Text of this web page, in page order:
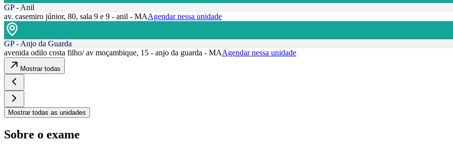
GP - Anil
av. casemiro júnior, 80, sala 9 e 9 - anil - MAAgendar nessa unidade
GP - Anjo da Guarda
avenida odilo costa filho/ av moçambique, 15 - anjo da guarda - MAAgendar nessa unidade
Mostrar todas
Mostrar todas as unidades
Sobre o exame